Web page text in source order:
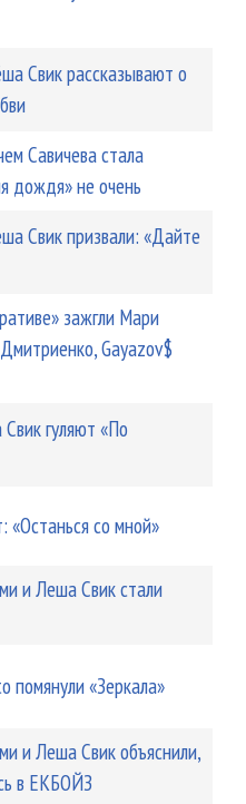
Свик рассказывают о
Савичева стала
дождя» не очень
Свик призвали: «Дайте
зажгли Мари
Gayazov$
гуляют «По
«Останься со мной»
и Леша Свик стали
«Зеркала»
и Леша Свик объяснили,
в ЕКБОЙЗ